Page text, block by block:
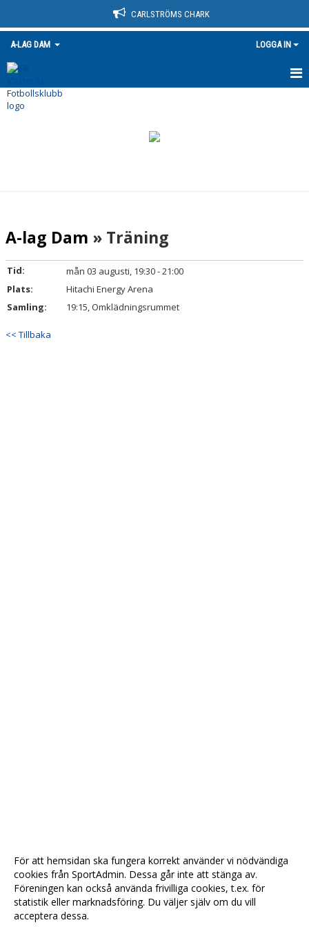
CARLSTRÖMS CHARK
A-LAG DAM LOGGA IN
HEM
BILDGALLERI
KONTAKT
A-lag Dam » Träning
Tid:
mån 03 augusti, 19:30 - 21:00
Plats:
Hitachi Energy Arena
Samling:
19:15, Omklädningsrummet
<< Tillbaka
För att hemsidan ska fungera korrekt använder vi nödvändiga
cookies från SportAdmin. Dessa går inte att stänga av.
Föreningen kan också använda frivilliga cookies, t.ex. för
statistik eller marknadsföring. Du väljer själv om du vill
acceptera dessa.